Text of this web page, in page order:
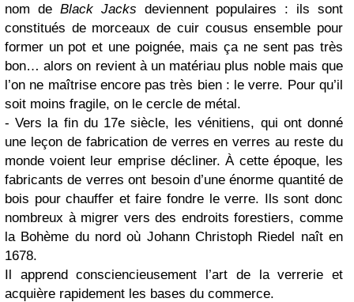
nom de Black Jacks deviennent populaires : ils sont
constitués de morceaux de cuir cousus ensemble pour
former un pot et une poignée, mais ça ne sent pas très
bon… alors on revient à un matériau plus noble mais que
l’on ne maîtrise encore pas très bien : le verre. Pour qu’il
soit moins fragile, on le cercle de métal.
- Vers la fin du 17e siècle, les vénitiens, qui ont donné
une leçon de fabrication de verres en verres au reste du
monde voient leur emprise décliner. À cette époque, les
fabricants de verres ont besoin d’une énorme quantité de
bois pour chauffer et faire fondre le verre. Ils sont donc
nombreux à migrer vers des endroits forestiers, comme
la Bohème du nord où Johann Christoph Riedel naît en
1678.
Il apprend consciencieusement l’art de la verrerie et
acquière rapidement les bases du commerce.